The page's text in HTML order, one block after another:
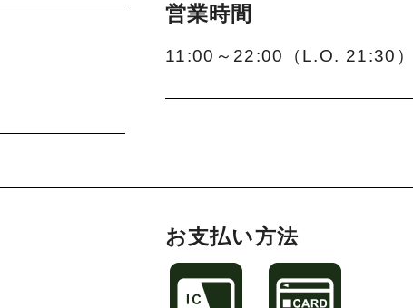
営業時間
11:00～22:00（L.O. 21:30）
お支払い方法